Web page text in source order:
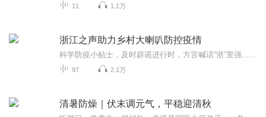
11 1.1万
浙江之声助力乡村大喇叭防控疫情
97 2.1万
清暑防燥｜伏末调元气，平稳迎清秋